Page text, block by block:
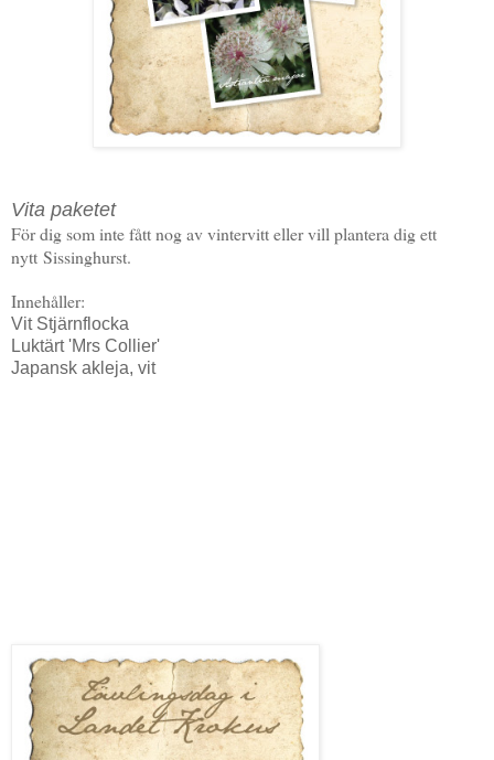
Vita paketet
För dig som inte fått nog av vintervitt eller vill plantera dig ett
nytt Sissinghurst.
Innehåller:
Vit Stjärnflocka
Luktärt 'Mrs Collier'
Japansk akleja, vit